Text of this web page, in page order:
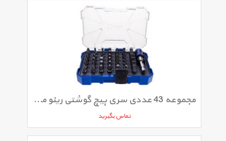
مجموعه 43 عددی سری پیچ گوشتی رینو مدل RPT2158
تماس بگیرید